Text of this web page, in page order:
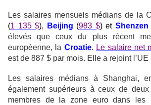
Les salaires mensuels médians de la
(1 135 $), Beijing (983 $) et Shenzen
élevés que ceux du plus récent
européenne, la Croatie. Le salaire net
est de 887 $ par mois. Elle a rejoint l’UE
Les salaires médians à Shanghai,
également supérieurs à ceux de
membres de la zone euro dans les